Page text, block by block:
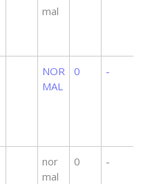
mal
NOR
MAL
0 -
nor
mal
0 -